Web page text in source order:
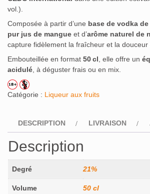
vol.).
Composée à partir d’une base de vodka
pur jus de mangue et d’arôme naturel de
capture fidèlement la fraîcheur et la douceur
Embouteillée en format 50 cl , elle offre un
acidulé , à déguster frais ou en mix.
Catégorie : Liqueur aux fruits
DESCRIPTION LIVRAISON
Description
Degré 21%
Volume 50 cl